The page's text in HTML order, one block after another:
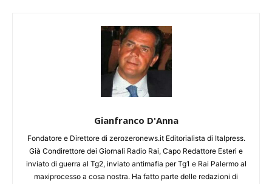
Gianfranco D'Anna
Fondatore e Direttore di zerozeronews.it Editorialista di Italpress.
Già Condirettore dei Giornali Radio Rai, Capo Redattore Esteri e
inviato di guerra al Tg2, inviato antimafia per Tg1 e Rai Palermo al
maxiprocesso a cosa nostra. Ha fatto parte delle redazioni di